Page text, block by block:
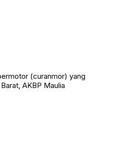
(curanmor) yang
AKBP Maulia